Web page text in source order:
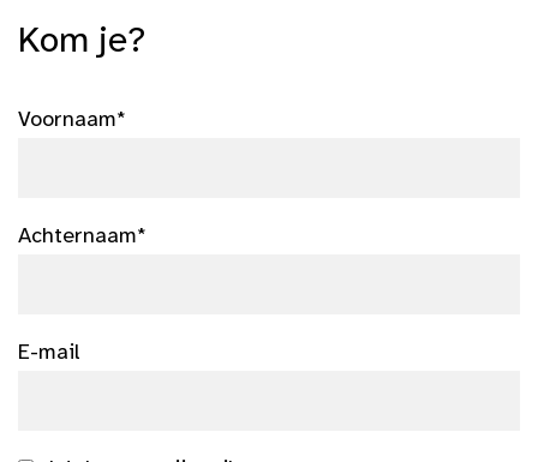
Kom je?
Voornaam*
Achternaam*
E-mail